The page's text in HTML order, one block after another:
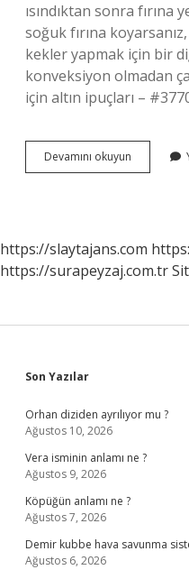
ısındıktan sonra
soğuk fırına
kekler yapmak için bir
konveksiyon olmadan
için altın ipuçları –
Devamını okuyun
Nasıl
https://slaytajans.com
https://surapeyzaj.com.tr
Sidebar
Son Yazılar
Orhan diziden ayrılıyor mu ?
Ağustos 10, 2026
Vera isminin anlamı ne ?
Ağustos 9, 2026
Köpüğün anlamı ne ?
Ağustos 7, 2026
Demir kubbe hava savunma
Ağustos 6, 2026